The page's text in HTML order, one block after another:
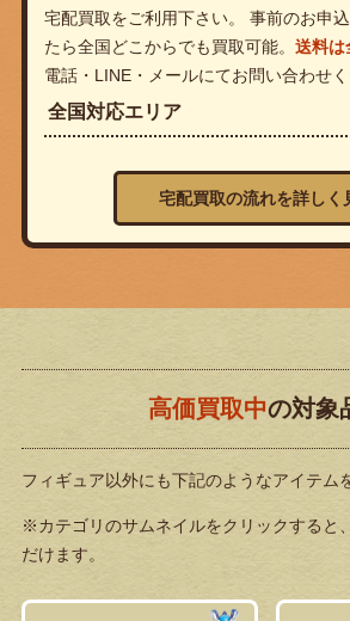
宅配買取をご利用下さい。 事前のお申
たら全国どこからでも買取可能。 送料は
電話・LINE・メールにてお問い合わせく
全国対応エリア
宅配買取の流れを詳しく
高価買取中の対象
フィギュア以外にも下記のようなアイテム
※カテゴリのサムネイルをクリックすると
だけます。